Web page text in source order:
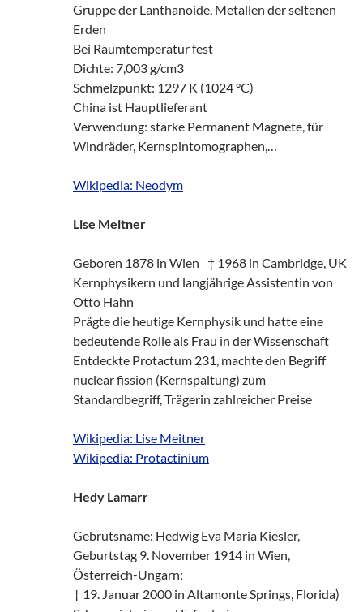
Gruppe der Lanthanoide, Metallen der seltenen
Erden
Bei Raumtemperatur fest
Dichte: 7,003 g/cm3
Schmelzpunkt: 1297 K (1024 °C)
China ist Hauptlieferant
Verwendung: starke Permanent Magnete, für
Windräder, Kernspintomographen,…
Wikipedia: Neodym
Lise Meitner
Geboren 1878 in Wien † 1968 in Cambridge, UK
Kernphysikern und langjährige Assistentin von
Otto Hahn
Prägte die heutige Kernphysik und hatte eine
bedeutende Rolle als Frau in der Wissenschaft
Entdeckte Protactum 231, machte den Begriff
nuclear fission (Kernspaltung) zum
Standardbegriff, Trägerin zahlreicher Preise
Wikipedia: Lise Meitner
Wikipedia: Protactinium
Hedy Lamarr
Gebrutsname: Hedwig Eva Maria Kiesler,
Geburtstag 9. November 1914 in Wien,
Österreich-Ungarn;
† 19. Januar 2000 in Altamonte Springs, Florida)